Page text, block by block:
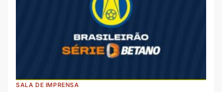
SALA DE IMPRENSA